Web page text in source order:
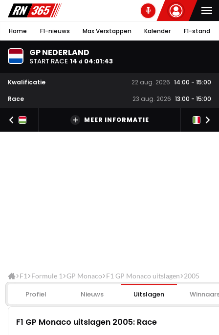
Home F1-nieuws Max Verstappen Kalender F1-stand
GP NEDERLAND
START RACE 14 d 04:01:43
Kwalificatie 22 aug. 2026 14:00 - 15:00
Race
23 aug. 2026 13:00 - 15:00
MEER INFORMATIE
F1 Formule 1 GP Monaco F1 GP Monaco uitslagen 2005
Profiel Nieuws Uitslagen
F1 GP Monaco uitslagen 2005: Race